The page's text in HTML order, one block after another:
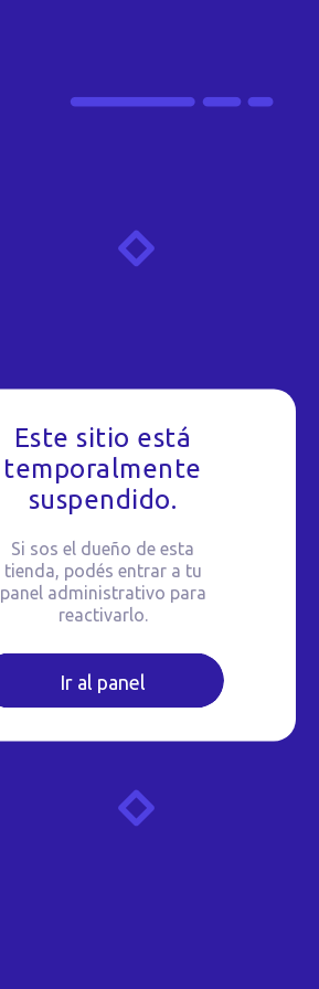
Este sitio está
temporalmente
suspendido.
Si sos el dueño de esta
tienda, podés entrar a tu
panel administrativo para
reactivarlo.
Ir al panel